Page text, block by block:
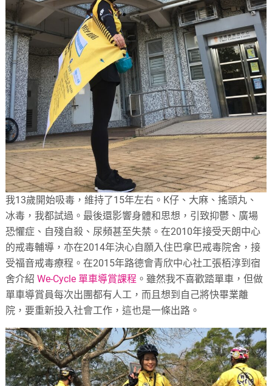
我13歲開始吸毒，維持了15年左右。K仔、大麻、搖頭丸、
冰毒，我都試過。最後還影響身體和思想，引致抑鬱、廣場
恐懼症、自殘自殺、尿頻甚至失禁。在2010年接受天朗中心
的戒毒輔導，亦在2014年決心自願入住巴拿巴戒毒院舍，接
受福音戒毒療程。在2015年路德會青欣中心社工張栢淳到宿
舍介紹We-Cycle 單車導賞課程 。雖然我不喜歡踏單車，但做
單車導賞員每次出團都有人工，而且想到自己將快畢業離
院，要重新投入社會工作，這也是一條出路。